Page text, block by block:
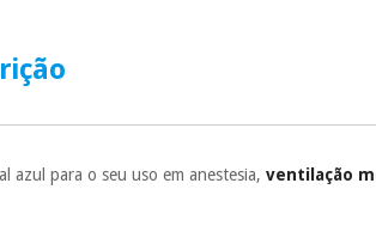
É gratuito para si
prestações serão cobradas no mesmo dia de cada
sem penalizações ou truques.
azul para o seu uso em anestesia,ventilação